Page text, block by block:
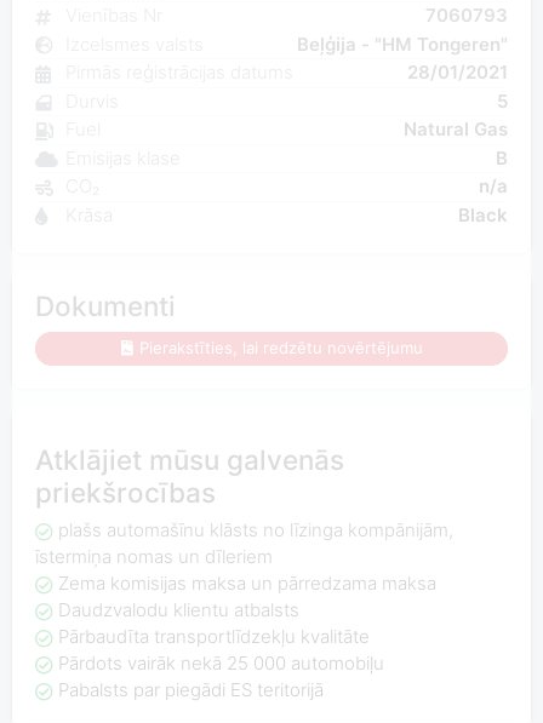
7060793
Beļģija - "HM Tongeren"
28/01/2021
5
Natural Gas
B
n/a
Krāsa
Black
Dokumenti
Pierakstīties, lai redzētu novērtējumu
Atklājiet mūsu galvenās
priekšrocības
plašs automašīnu klāsts no līzinga kompānijām,
īstermiņa nomas un dīleriem
Zema komisijas maksa un pārredzama maksa
Daudzvalodu klientu atbalsts
Pārbaudīta transportlīdzekļu kvalitāte
Pārdots vairāk nekā 25 000 automobiļu
Pabalsts par piegādi ES teritorijā